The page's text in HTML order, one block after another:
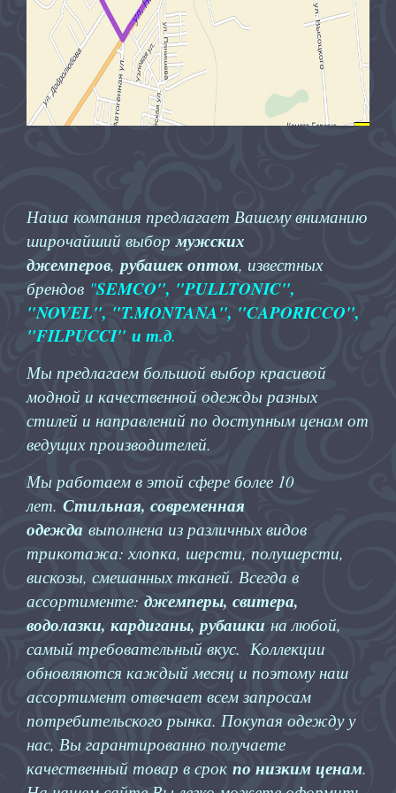
Наша компания предлагает Вашему вниманию
широчайший выбормужских
джемперов, рубашек оптом, известных
брендов "SEMCO", "PULLTONIC",
"NOVEL", "T.MONTANA", "CAPORICCO",
"FILPUCCI" и т.д.
Мы предлагаем большой выбор красивой
модной и качественной одежды разных
стилей и направлений по доступным ценам от
ведущих производителей.
Мы работаем в этой сфере более 10
лет. Стильная, современная
одежда выполнена из различных видов
трикотажа: хлопка, шерсти, полушерсти,
вискозы, смешанных тканей. Всегда в
ассортименте: джемперы, свитера,
водолазки, кардиганы, рубашки на любой,
самый требовательный вкус. Коллекции
обновляются каждый месяц и поэтому наш
ассортимент отвечает всем запросам
потребительского рынка. Покупая одежду у
нас, Вы гарантированно получаете
качественный товар в срок по низким ценам.